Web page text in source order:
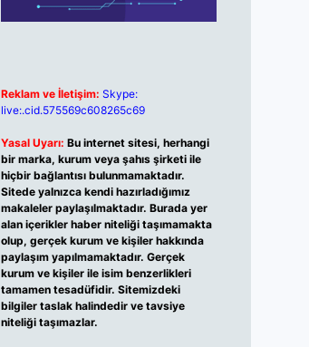
Reklam ve İletişim: Skype:
live:.cid.575569c608265c69
Yasal Uyarı: Bu internet sitesi, herhangi
bir marka, kurum veya şahıs şirketi ile
hiçbir bağlantısı bulunmamaktadır.
Sitede yalnızca kendi hazırladığımız
makaleler paylaşılmaktadır. Burada yer
alan içerikler haber niteliği taşımamakta
olup, gerçek kurum ve kişiler hakkında
paylaşım yapılmamaktadır. Gerçek
kurum ve kişiler ile isim benzerlikleri
tamamen tesadüfidir. Sitemizdeki
bilgiler taslak halindedir ve tavsiye
niteliği taşımazlar.